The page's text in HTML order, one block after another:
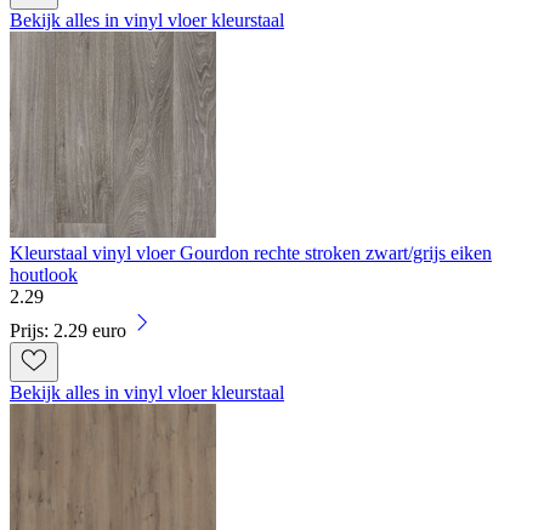
Bekijk alles in vinyl vloer kleurstaal
Kleurstaal vinyl vloer Gourdon rechte stroken zwart/grijs eiken
houtlook
2.29
Prijs: 2.29 euro
Bekijk alles in vinyl vloer kleurstaal